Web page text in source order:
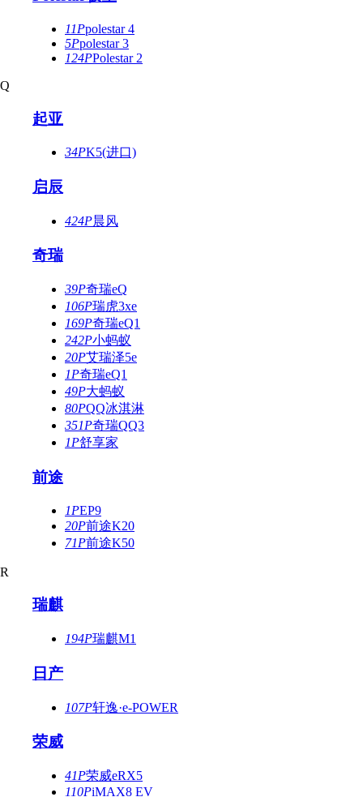
11Ppolestar 4
5Ppolestar 3
124PPolestar 2
Q
起亚
34PK5(进口)
启辰
424P晨风
奇瑞
39P奇瑞eQ
106P瑞虎3xe
169P奇瑞eQ1
242P小蚂蚁
20P艾瑞泽5e
1P奇瑞eQ1
49P大蚂蚁
80PQQ冰淇淋
351P奇瑞QQ3
1P舒享家
前途
1PEP9
20P前途K20
71P前途K50
R
瑞麒
194P瑞麒M1
日产
107P轩逸·e-POWER
荣威
41P荣威eRX5
110PiMAX8 EV